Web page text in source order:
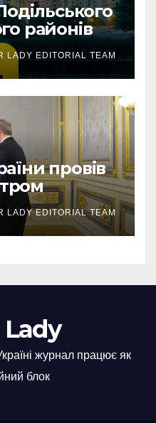
районів
через
LADY EDITORIAL TEAM
провів
Джейхуном
LADY EDITORIAL TEAM
журнал працює як
блок